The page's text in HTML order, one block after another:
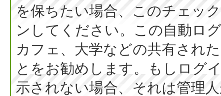
を保ちたい場合、このチェッ
ンしてください。この自動ロ
カフェ、大学などの共有され
とをお勧めします。もしログ
示されない場合、それは管理